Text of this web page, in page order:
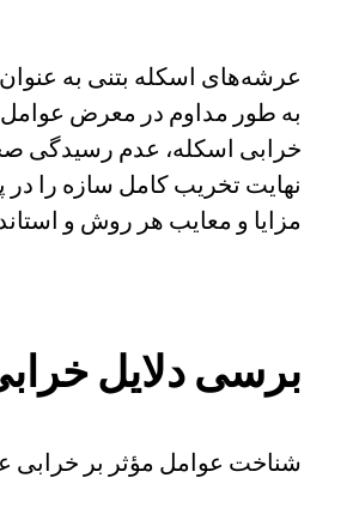
عرشه‌های اسکله بتنی به
به طور مداوم در معرض
خرابی اسکله، عدم رسیدگی
نهایت تخریب کامل سازه را در
مزایا و معایب هر روش و
برسی دلایل
شناخت عوامل مؤثر بر خرابی